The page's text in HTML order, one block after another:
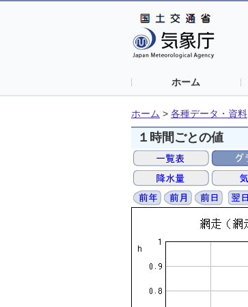
ホーム
ホーム > 各種データ・資料
１時間ごとの値